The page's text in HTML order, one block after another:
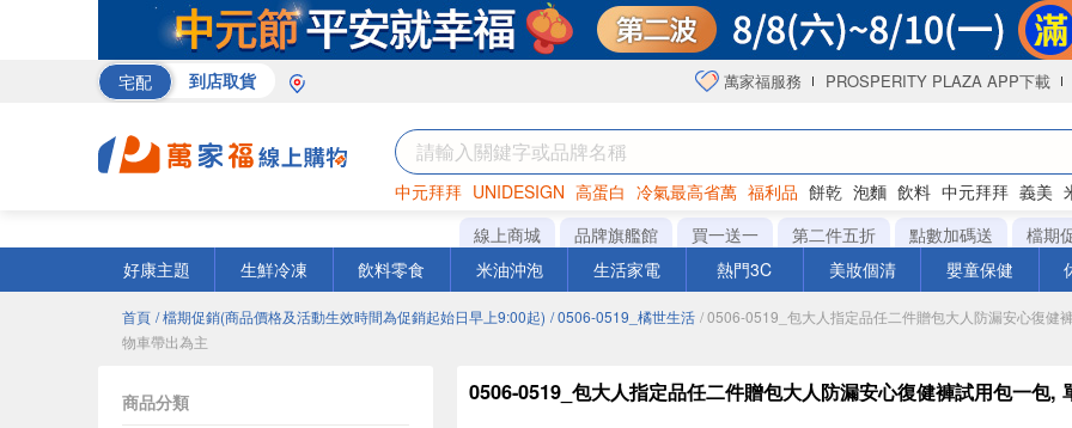
宅配 到店取貨 萬家福服務 PROSPERITY PLAZA APP下載
中元拜拜 UNIDESIGN 高蛋白 冷氣最高省萬 福利品 餅乾 泡麵 飲料 中元拜拜 義美
罐頭 咖啡 海苔
線上商城 品牌旗艦館 買一送一 第二件五折 點數加碼送 檔期
好康主題
生鮮冷凍 飲料零食 米油沖泡 生活家電 熱門3C 美妝個清 嬰童保健
首頁 / 檔期促銷(商品價格及活動生效時間為促銷起始日早上9:00起) / 0506-0519_橘世生活 / 0506-0519_包大人指定品任二件贈包大人防漏安心復健
物車帶出為主
商品分類
0506-0519_包大人指定品任二件贈包大人防漏安心復健褲試用包一包,